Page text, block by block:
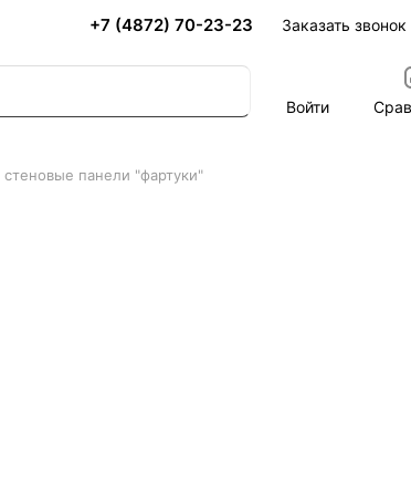
+7 (4872) 70-23-23 Заказать звонок
Войти
панели "фартуки"